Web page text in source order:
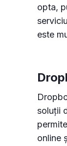
opta,
este
soluții
online